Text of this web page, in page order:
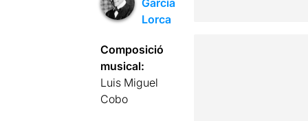
Lorca
Composició
musical:
Luis Miguel
Cobo